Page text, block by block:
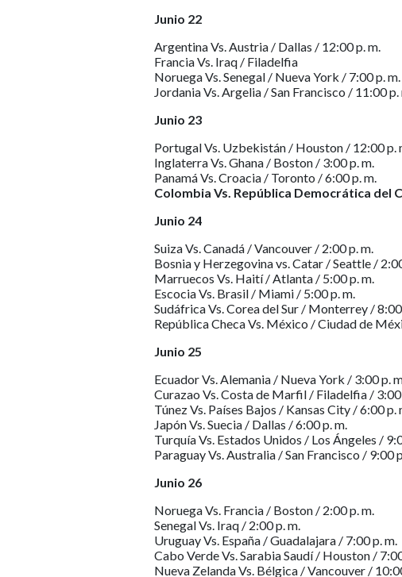
Junio 22
Argentina Vs. Austria / Dallas / 12:00 p. m.
Francia Vs. Iraq / Filadelfia
Noruega Vs. Senegal / Nueva York / 7:00 p. m.
Jordania Vs. Argelia / San Francisco / 11:00 p.
Junio 23
Portugal Vs. Uzbekistán / Houston / 12:00 p.
Inglaterra Vs. Ghana / Boston / 3:00 p. m.
Panamá Vs. Croacia / Toronto / 6:00 p. m.
Colombia Vs. República Democrática del
Junio 24
Suiza Vs. Canadá / Vancouver / 2:00 p. m.
Bosnia y Herzegovina vs. Catar / Seattle /
Marruecos Vs. Haití / Atlanta / 5:00 p. m.
Escocia Vs. Brasil / Miami / 5:00 p. m.
Sudáfrica Vs. Corea del Sur / Monterrey /
República Checa Vs. México / Ciudad de
Junio 25
Ecuador Vs. Alemania / Nueva York / 3:00 p.
Curazao Vs. Costa de Marfil / Filadelfia / 3:00
Túnez Vs. Países Bajos / Kansas City / 6:00 p.
Japón Vs. Suecia / Dallas / 6:00 p. m.
Turquía Vs. Estados Unidos / Los Ángeles /
Paraguay Vs. Australia / San Francisco / 9:00
Junio 26
Noruega Vs. Francia / Boston / 2:00 p. m.
Senegal Vs. Iraq / 2:00 p. m.
Uruguay Vs. España / Guadalajara / 7:00 p. m.
Cabo Verde Vs. Sarabia Saudí / Houston /
Nueva Zelanda Vs. Bélgica / Vancouver /